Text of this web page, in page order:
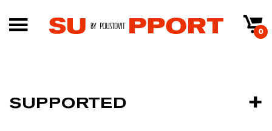
0
SUPPORTED